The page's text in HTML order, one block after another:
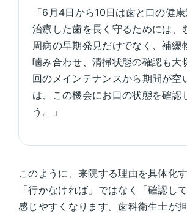
「6月4日から10日は歯と口の健康
治療した歯を長く守るためには、
周病の早期発見だけでなく、補綴
噛み合わせ、清掃状態の確認も大
回のメインテナンスから期間が空
は、この機会にお口の状態を確認
う。」
このように、来院する理由を具体化
「行かなければ」ではなく「確認し
感じやすくなります。歯科衛生士が